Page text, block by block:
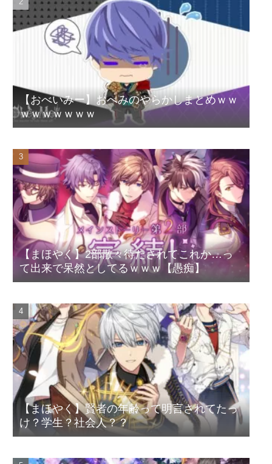
【おべいみー】おべみのやらかしまとめｗｗ
ｗｗｗｗｗｗｗ
【まほやく】2部散々待たされてこれか…っ
て出来で呆然としてるｗｗｗ【愚痴】
【まほやく】賢者の年齢って明言されてたっ
け？学生？社会人？？